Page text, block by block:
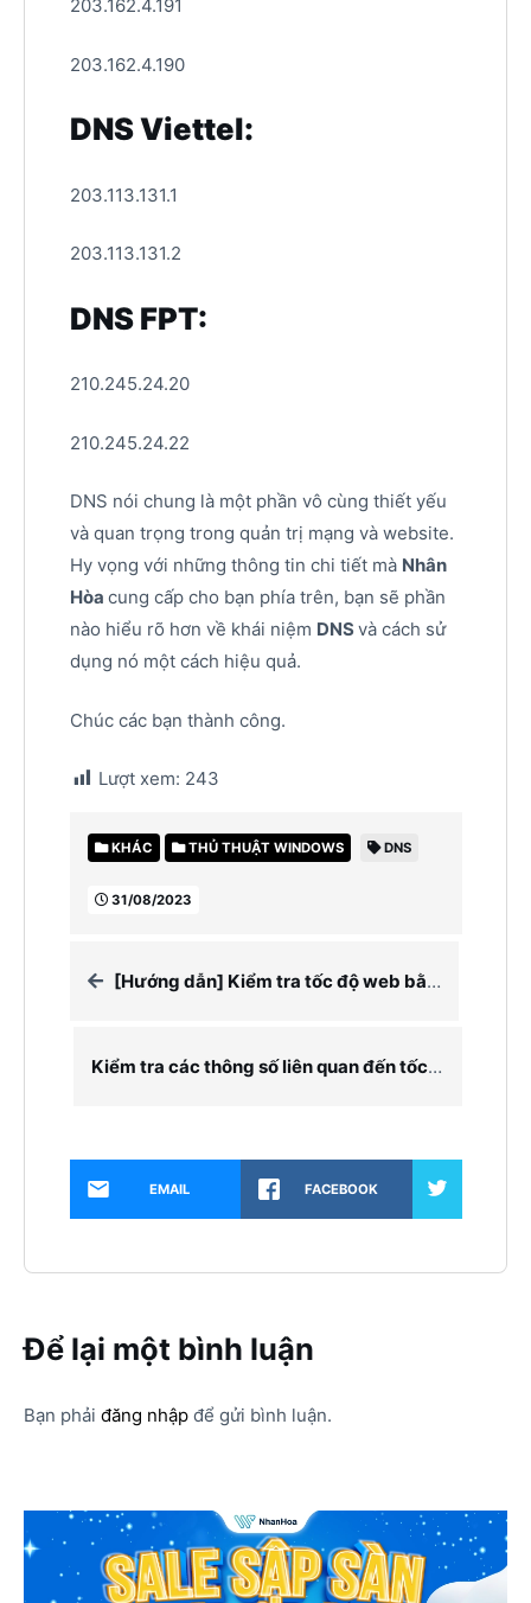
203.162.4.191
203.162.4.190
DNS Viettel:
203.113.131.1
203.113.131.2
DNS FPT:
210.245.24.20
210.245.24.22
DNS nói chung là một phần vô cùng thiết yếu
và quan trọng trong quản trị mạng và website.
Hy vọng với những thông tin chi tiết mà Nhân
Hòa cung cấp cho bạn phía trên, bạn sẽ phần
nào hiểu rõ hơn về khái niệm DNSvà cách sử
dụng nó một cách hiệu quả.
Chúc các bạn thành công.
Lượt xem: 243
KHÁC THỦ THUẬT WINDOWS DNS
31/08/2023
[Hướng dẫn] Kiểm tra tốc độ web bằng PageSpeed Insights
Kiểm tra các thông số liên quan đến tốc độ tải trang của website
EMAIL FACEBOOK
Để lại một bình luận
Bạn phải đăng nhập để gửi bình luận.